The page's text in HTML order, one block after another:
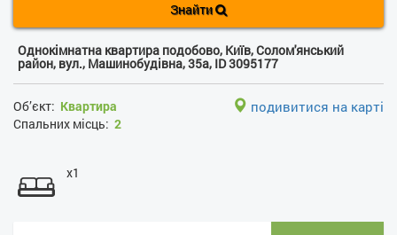
Знайти
Однокімнатна квартира подобово, Київ, Солом'янський
район, вул., Машинобудівна, 35а, ID 3095177
Об’єкт: Квартира
Спальних місць: 2
подивитися на карті
x1